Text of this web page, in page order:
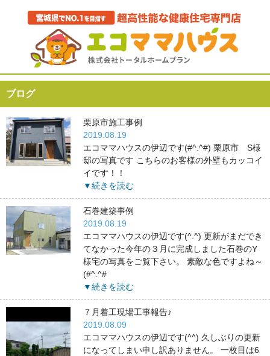
ブログ
栗原市施工事例
2019.08.19
エコママハウスの伊辺です(#^.^#) 栗原市 S様
邸の写真です こちらのお客様の外壁もカッコイ
イです！！
▼続きを読む
石巻建築事例
2019.08.19
エコママハウスの伊辺です(^.^) 更新がまだでき
てなかった今年の３月に完成しました石巻のY
様宅の写真をご覧下さい。 素敵な色ですよね～
(#^.^#
▼続きを読む
７月着工現場工事報告♪
2019.08.09
エコママハウスの伊辺です(^^) 久しぶりの更新
になってしまい申し訳ありません。 一枚目は6